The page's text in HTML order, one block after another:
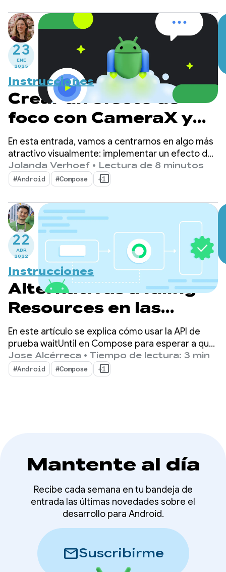
23
ENE
2025
Instrucciones
Crear un efecto de
foco con CameraX y
Jetpack Compose
En esta entrada, vamos a centrarnos en algo más
atractivo visualmente: implementar un efecto de
foco sobre la vista previa de la cámara usando la
detección de caras como base para el efecto.
Jolanda Verhoef • Lectura de 8 minutos
#Android #Compose +1
22
ABR
2022
Instrucciones
Alternativas a Idling
Resources en las
pruebas de Compose :
las APIs waitUntil
(actualizadas)
En este artículo se explica cómo usar la API de
prueba waitUntil en Compose para esperar a que
se cumplan determinadas condiciones.
Jose Alcérreca • Tiempo de lectura: 3 min
#Android #Compose +1
Mantente al día
Recibe cada semana en tu bandeja de
entrada las últimas novedades sobre el
desarrollo para Android.
mailSuscribirme